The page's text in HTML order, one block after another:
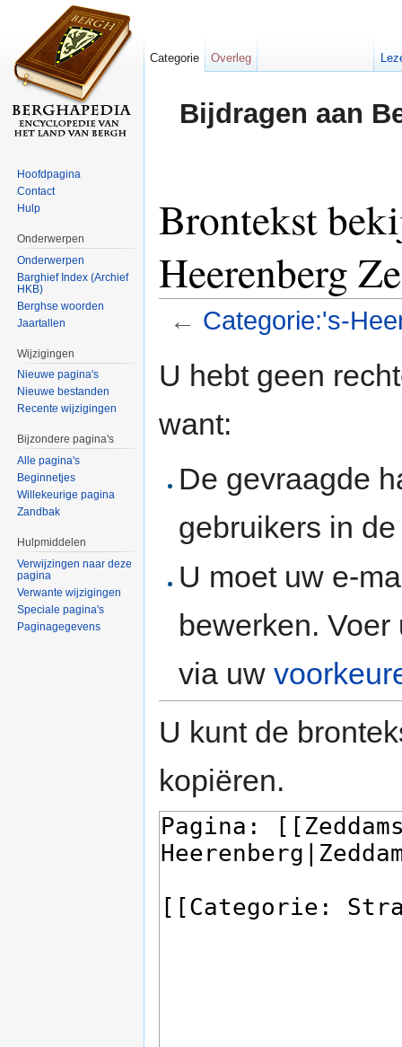
Bijdragen aan
Brontekst
Heerenberg
← Categorie:'s-
U hebt geen
want:
De gevraagde
gebruikers in
U moet uw e-
bewerken.
via uw
U kunt de
kopiëren.
Categorie Overleg
Hoofdpagina
Contact
Hulp
Onderwerpen
Onderwerpen
Barghief Index (Archief
HKB)
Berghse woorden
Jaartallen
Wijzigingen
Nieuwe pagina's
Nieuwe bestanden
Recente wijzigingen
Bijzondere pagina's
Alle pagina's
Beginnetjes
Willekeurige pagina
Zandbak
Hulpmiddelen
Verwijzingen naar deze
pagina
Verwante wijzigingen
Speciale pagina's
Paginagegevens